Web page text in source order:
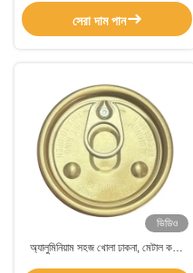
সেরা দাম পান
ভিডিও
অ্যালুমিনিয়াম সহজ খোলা ঢাকনা, মেটাল কফি